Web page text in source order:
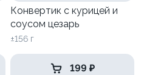
Конвертик с курицей и
соусом цезарь
±156 г
199 ₽